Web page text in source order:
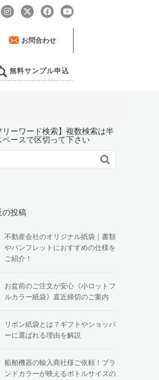
お問合わせ
無料サンプル申込
リーワード検索】複数検索は半
ペースで区切って下さい

の投稿
不動産会社のオリジナル紙袋｜書類
やパンフレットにおすすめの仕様を
ご紹介！
お盆前のご注文が安心《小ロットフ
ルカラー紙袋》直近締切のご案内
リボン紙袋とは？ギフトやショッパ
ーに選ばれる理由を解説
船舶機器の輸入商社様ご依頼！ブラ
ンドカラーが映えるボトルサイズの